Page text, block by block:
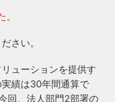
さい。
ューションを提供す
績は30年間通算で
回、法人部門2部署の